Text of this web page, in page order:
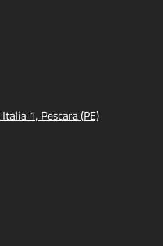
1, Pescara (PE)